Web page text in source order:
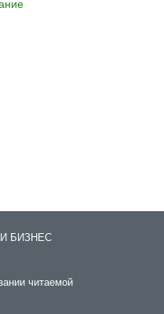
БИЗНЕС
читаемой